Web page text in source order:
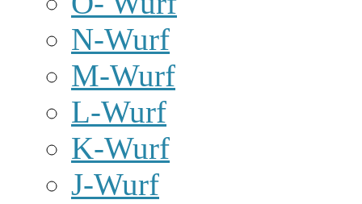
N-Wurf
M-Wurf
L-Wurf
K-Wurf
J-Wurf